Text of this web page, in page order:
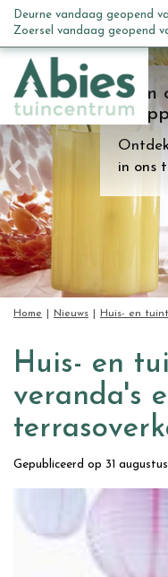
n
c
o
n
t
e
n
t
Kom
in ons
Home Nieuws Huis- en
Deurne vandaag geopend
Zoersel vandaag geopend
Huis- en
veranda's
Gepubliceerd op 31